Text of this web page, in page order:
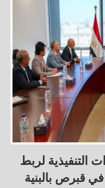
التنفيذية لربط
قبرص بالبنية